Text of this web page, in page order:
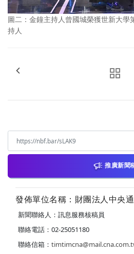
圖二：金鐘主持人曾國城榮獲世新大學
持人
推廣新聞
發佈單位名稱：財團法人中央
新聞聯絡人：訊息服務核稿員
聯絡電話：02-25051180
聯絡信箱：